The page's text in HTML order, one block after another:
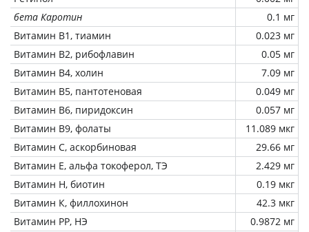
бета Каротин
0.1 мг
Витамин В1, тиамин
0.023 мг
Витамин В2, рибофлавин
0.05 мг
Витамин В4, холин
7.09 мг
Витамин В5, пантотеновая
0.049 мг
Витамин В6, пиридоксин
0.057 мг
Витамин В9, фолаты
11.089 мкг
Витамин C, аскорбиновая
29.66 мг
Витамин Е, альфа токоферол, ТЭ
2.429 мг
Витамин Н, биотин
0.19 мкг
Витамин К, филлохинон
42.3 мкг
Витамин РР, НЭ
0.9872 мг